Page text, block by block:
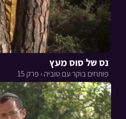
נס של סוס מעץ
פותחים בוקר עם טוביה › פרק 15